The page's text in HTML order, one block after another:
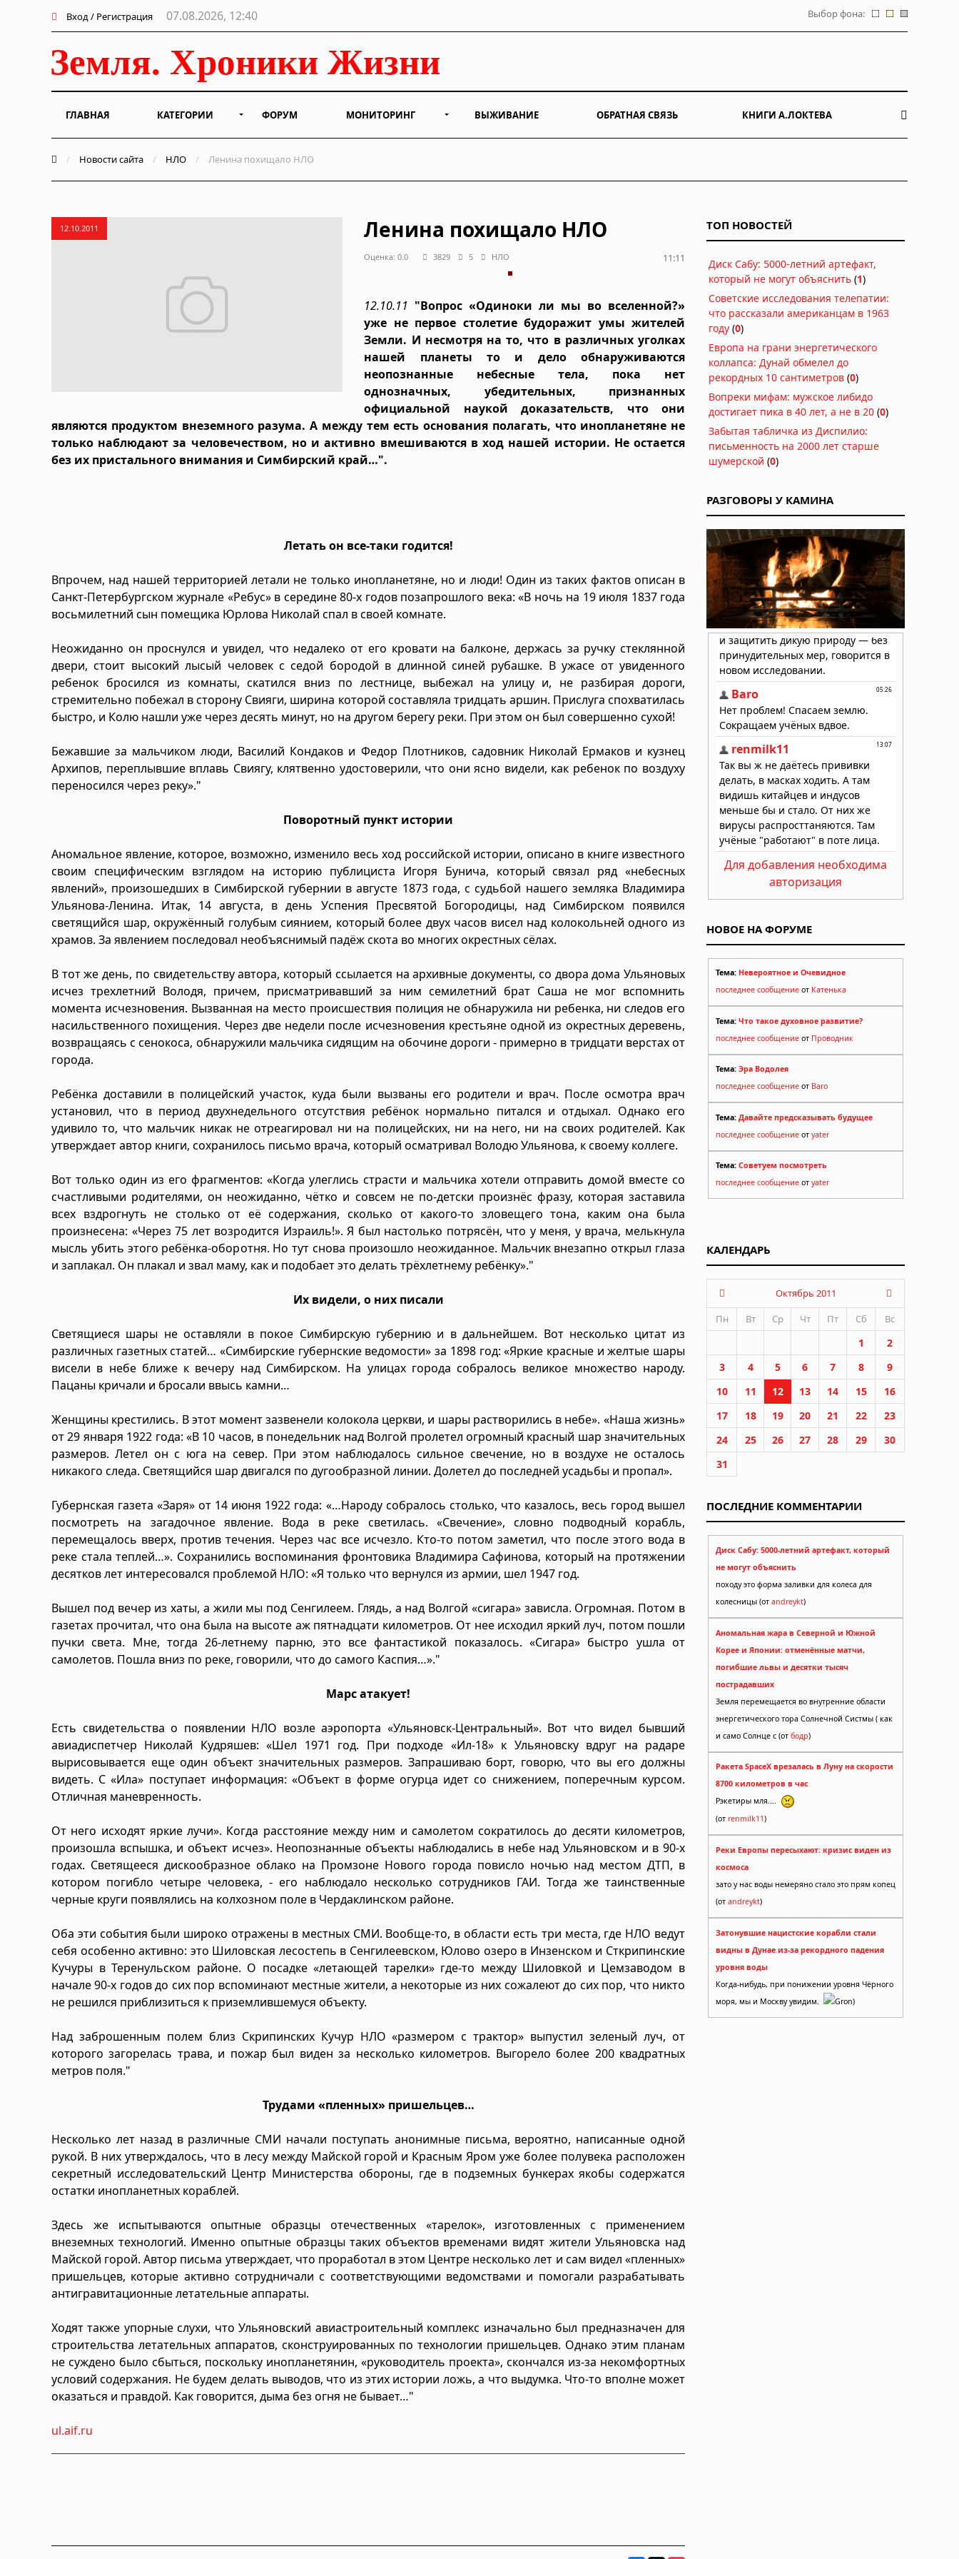
Вход / Регистрация 07.08.2026, 12:40 Выбор фона:
ГЛАВНАЯ КАТЕГОРИИ ФОРУМ МОНИТОРИНГ ВЫЖИВАНИЕ ОБРАТНАЯ СВЯЗЬ КНИГИ А.ЛОКТЕВА
/ Новости сайта / НЛО / Ленина похищало НЛО
12.10.2011 Ленина похищало НЛО
Оценка: 0.0 3829 5 НЛО 11:11
12.10.11 "Вопрос «Одиноки ли мы во вселенной?»
уже не первое столетие будоражит умы жителей
Земли. И несмотря на то, что в различных уголках
нашей планеты то и дело обнаруживаются
неопознанные небесные тела, пока нет
однозначных, убедительных, признанных
официальной наукой доказательств, что они
являются продуктом внеземного разума. А между тем есть основания полагать, что инопланетяне не
только наблюдают за человечеством, но и активно вмешиваются в ход нашей истории. Не остается
без их пристального внимания и Симбирский край…".
Летать он все-таки годится!
Впрочем, над нашей территорией летали не только инопланетяне, но и люди! Один из таких фактов описан в
Санкт-Петербургском журнале «Ребус» в середине 80-х годов позапрошлого века: «В ночь на 19 июля 1837 года
восьмилетний сын помещика Юрлова Николай спал в своей комнате.
Неожиданно он проснулся и увидел, что недалеко от его кровати на балконе, держась за ручку стеклянной
двери, стоит высокий лысый человек с седой бородой в длинной синей рубашке. В ужасе от увиденного
ребенок бросился из комнаты, скатился вниз по лестнице, выбежал на улицу и, не разбирая дороги,
стремительно побежал в сторону Свияги, ширина которой составляла тридцать аршин. Прислуга спохватилась
быстро, и Колю нашли уже через десять минут, но на другом берегу реки. При этом он был совершенно сухой!
Бежавшие за мальчиком люди, Василий Кондаков и Федор Плотников, садовник Николай Ермаков и кузнец
Архипов, переплывшие вплавь Свиягу, клятвенно удостоверили, что они ясно видели, как ребенок по воздуху
переносился через реку»."
Поворотный пункт истории
Аномальное явление, которое, возможно, изменило весь ход российской истории, описано в книге известного
своим специфическим взглядом на историю публициста Игоря Бунича, который связал ряд «небесных
явлений», произошедших в Симбирской губернии в августе 1873 года, с судьбой нашего земляка Владимира
Ульянова-Ленина. Итак, 14 августа, в день Успения Пресвятой Богородицы, над Симбирском появился
светящийся шар, окружённый голубым сиянием, который более двух часов висел над колокольней одного из
храмов. За явлением последовал необъяснимый падёж скота во многих окрестных сёлах.
В тот же день, по свидетельству автора, который ссылается на архивные документы, со двора дома Ульяновых
исчез трехлетний Володя, причем, присматривавший за ним семилетний брат Саша не мог вспомнить
момента исчезновения. Вызванная на место происшествия полиция не обнаружила ни ребенка, ни следов его
насильственного похищения. Через две недели после исчезновения крестьяне одной из окрестных деревень,
возвращаясь с сенокоса, обнаружили мальчика сидящим на обочине дороги - примерно в тридцати верстах от
города.
Ребёнка доставили в полицейский участок, куда были вызваны его родители и врач. После осмотра врач
установил, что в период двухнедельного отсутствия ребёнок нормально питался и отдыхал. Однако его
удивило то, что мальчик никак не отреагировал ни на полицейских, ни на него, ни на своих родителей. Как
утверждает автор книги, сохранилось письмо врача, который осматривал Володю Ульянова, к своему коллеге.
Вот только один из его фрагментов: «Когда улеглись страсти и мальчика хотели отправить домой вместе со
счастливыми родителями, он неожиданно, чётко и совсем не по-детски произнёс фразу, которая заставила
всех вздрогнуть не столько от её содержания, сколько от какого-то зловещего тона, каким она была
произнесена: «Через 75 лет возродится Израиль!». Я был настолько потрясён, что у меня, у врача, мелькнула
мысль убить этого ребёнка-оборотня. Но тут снова произошло неожиданное. Мальчик внезапно открыл глаза
и заплакал. Он плакал и звал маму, как и подобает это делать трёхлетнему ребёнку»."
Их видели, о них писали
Светящиеся шары не оставляли в покое Симбирскую губернию и в дальнейшем. Вот несколько цитат из
различных газетных статей… «Симбирские губернские ведомости» за 1898 год: «Яркие красные и желтые шары
висели в небе ближе к вечеру над Симбирском. На улицах города собралось великое множество народу.
Пацаны кричали и бросали ввысь камни…
Женщины крестились. В этот момент зазвенели колокола церкви, и шары растворились в небе». «Наша жизнь»
от 29 января 1922 года: «В 10 часов, в понедельник над Волгой пролетел огромный красный шар значительных
размеров. Летел он с юга на север. При этом наблюдалось сильное свечение, но в воздухе не осталось
никакого следа. Светящийся шар двигался по дугообразной линии. Долетел до последней усадьбы и пропал».
Губернская газета «Заря» от 14 июня 1922 года: «…Народу собралось столько, что казалось, весь город вышел
посмотреть на загадочное явление. Вода в реке светилась. «Свечение», словно подводный корабль,
перемещалось вверх, против течения. Через час все исчезло. Кто-то потом заметил, что после этого вода в
реке стала теплей…». Сохранились воспоминания фронтовика Владимира Сафинова, который на протяжении
десятков лет интересовался проблемой НЛО: «Я только что вернулся из армии, шел 1947 год.
Вышел под вечер из хаты, а жили мы под Сенгилеем. Глядь, а над Волгой «сигара» зависла. Огромная. Потом в
газетах прочитал, что она была на высоте аж пятнадцати километров. От нее исходил яркий луч, потом пошли
пучки света. Мне, тогда 26-летнему парню, это все фантастикой показалось. «Сигара» быстро ушла от
самолетов. Пошла вниз по реке, говорили, что до самого Каспия…»."
Марс атакует!
Есть свидетельства о появлении НЛО возле аэропорта «Ульяновск-Центральный». Вот что видел бывший
авиадиспетчер Николай Кудряшев: «Шел 1971 год. При подходе «Ил-18» к Ульяновску вдруг на радаре
вырисовывается еще один объект значительных размеров. Запрашиваю борт, говорю, что вы его должны
видеть. С «Ила» поступает информация: «Объект в форме огурца идет со снижением, поперечным курсом.
Отличная маневренность.
От него исходят яркие лучи». Когда расстояние между ним и самолетом сократилось до десяти километров,
произошла вспышка, и объект исчез». Неопознанные объекты наблюдались в небе над Ульяновском и в 90-х
годах. Светящееся дискообразное облако на Промзоне Нового города повисло ночью над местом ДТП, в
котором погибло четыре человека, - его наблюдало несколько сотрудников ГАИ. Тогда же таинственные
черные круги появлялись на колхозном поле в Чердаклинском районе.
Оба эти события были широко отражены в местных СМИ. Вообще-то, в области есть три места, где НЛО ведут
себя особенно активно: это Шиловская лесостепь в Сенгилеевском, Юлово озеро в Инзенском и Сткрипинские
Кучуры в Теренульском районе. О посадке «летающей тарелки» где-то между Шиловкой и Цемзаводом в
начале 90-х годов до сих пор вспоминают местные жители, а некоторые из них сожалеют до сих пор, что никто
не решился приблизиться к приземлившемуся объекту.
Над заброшенным полем близ Скрипинских Кучур НЛО «размером с трактор» выпустил зеленый луч, от
которого загорелась трава, и пожар был виден за несколько километров. Выгорело более 200 квадратных
метров поля."
Трудами «пленных» пришельцев…
Несколько лет назад в различные СМИ начали поступать анонимные письма, вероятно, написанные одной
рукой. В них утверждалось, что в лесу между Майской горой и Красным Яром уже более полувека расположен
секретный исследовательский Центр Министерства обороны, где в подземных бункерах якобы содержатся
остатки инопланетных кораблей.
Здесь же испытываются опытные образцы отечественных «тарелок», изготовленных с применением
внеземных технологий. Именно опытные образцы таких объектов временами видят жители Ульяновска над
Майской горой. Автор письма утверждает, что проработал в этом Центре несколько лет и сам видел «пленных»
пришельцев, которые активно сотрудничали с соответствующими ведомствами и помогали разрабатывать
антигравитационные летательные аппараты.
Ходят также упорные слухи, что Ульяновский авиастроительный комплекс изначально был предназначен для
строительства летательных аппаратов, сконструированных по технологии пришельцев. Однако этим планам
не суждено было сбыться, поскольку инопланетянин, «руководитель проекта», скончался из-за некомфортных
условий содержания. Не будем делать выводов, что из этих истории ложь, а что выдумка. Что-то вполне может
оказаться и правдой. Как говорится, дыма без огня не бывает…"
ul.aif.ru
ТОП НОВОСТЕЙ
Диск Сабу: 5000-летний артефакт,
который не могут объяснить (1)
Советские исследования телепатии:
что рассказали американцам в 1963
году (0)
Европа на грани энергетического
коллапса: Дунай обмелел до
рекордных 10 сантиметров (0)
Вопреки мифам: мужское либидо
достигает пика в 40 лет, а не в 20 (0)
Забытая табличка из Диспилио:
письменность на 2000 лет старше
шумерской (0)
РАЗГОВОРЫ У КАМИНА
Для добавления необходима
авторизация
НОВОЕ НА ФОРУМЕ
Тема: Невероятное и Очевидное
последнее сообщение от Катенька
Тема: Что такое духовное развитие?
последнее сообщение от Проводник
Тема: Эра Водолея
последнее сообщение от Baro
Тема: Давайте предсказывать будущее
последнее сообщение от yater
Тема: Советуем посмотреть
последнее сообщение от yater
КАЛЕНДАРЬ
Октябрь 2011
Пн
Вт Ср Чт Пт Сб Вс
1
2
3
4 5 6 7 8
9
10
11 12 13 14 15
16
17
18 19 20 21 22
23
24
25 26 27 28 29
30
31
ПОСЛЕДНИЕ КОММЕНТАРИИ
Диск Сабу: 5000-летний артефакт, который
не могут объяснить
походу это форма заливки для колеса для
колесницы (от andreykt)
Аномальная жара в Северной и Южной
Корее и Японии: отменённые матчи,
погибшие львы и десятки тысяч
пострадавших
Земля перемещается во внутренние области
энергетического тора Солнечной Систмы ( как
и само Солнце с (от бодр)
Ракета SpaceX врезалась в Луну на скорости
8700 километров в час
Рэкетиры мля....
(от renmilk11)
Реки Европы пересыхают: кризис виден из
космоса
зато у нас воды немеряно стало это прям копец
(от andreykt)
Затонувшие нацистские корабли стали
видны в Дунае из-за рекордного падения
уровня воды
Когда-нибудь, при понижении уровня Чёрного
моря, мы и Москву увидим.
Gron)